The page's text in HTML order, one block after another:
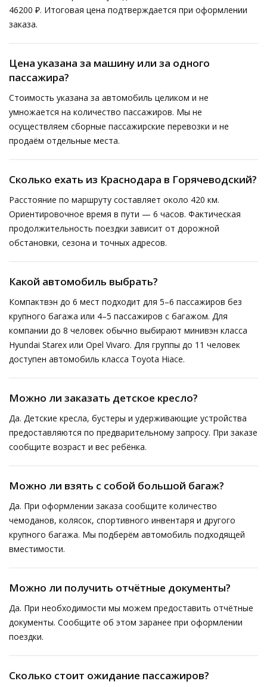
46200 ₽. Итоговая цена подтверждается при оформлении
заказа.
Цена указана за машину или за одного
пассажира?
Стоимость указана за автомобиль целиком и не
умножается на количество пассажиров. Мы не
осуществляем сборные пассажирские перевозки и не
продаём отдельные места.
Сколько ехать из Краснодара в Горячеводский?
Расстояние по маршруту составляет около 420 км.
Ориентировочное время в пути — 6 часов. Фактическая
продолжительность поездки зависит от дорожной
обстановки, сезона и точных адресов.
Какой автомобиль выбрать?
Компактвэн до 6 мест подходит для 5–6 пассажиров без
крупного багажа или 4–5 пассажиров с багажом. Для
компании до 8 человек обычно выбирают минивэн класса
Hyundai Starex или Opel Vivaro. Для группы до 11 человек
доступен автомобиль класса Toyota Hiace.
Можно ли заказать детское кресло?
Да. Детские кресла, бустеры и удерживающие устройства
предоставляются по предварительному запросу. При заказе
сообщите возраст и вес ребёнка.
Можно ли взять с собой большой багаж?
Да. При оформлении заказа сообщите количество
чемоданов, колясок, спортивного инвентаря и другого
крупного багажа. Мы подберём автомобиль подходящей
вместимости.
Можно ли получить отчётные документы?
Да. При необходимости мы можем предоставить отчётные
документы. Сообщите об этом заранее при оформлении
поездки.
Сколько стоит ожидание пассажиров?